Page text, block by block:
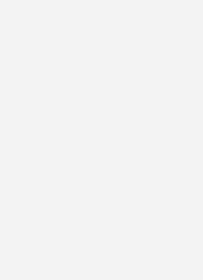
besteht
an
am 1.
und geht bis